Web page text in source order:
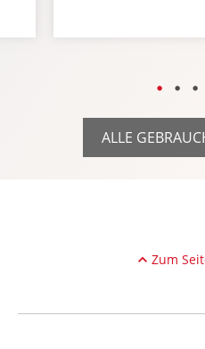
ALLE
Zum